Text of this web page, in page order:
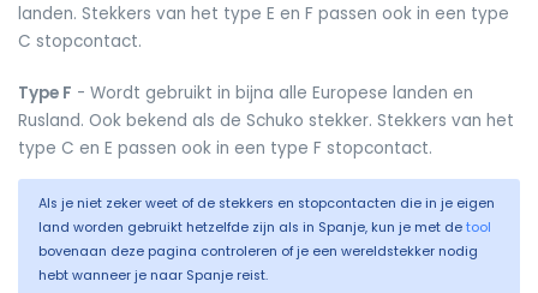
landen. Stekkers van het type E en F passen ook in een type
C stopcontact.
Type F - Wordt gebruikt in bijna alle Europese landen en
Rusland. Ook bekend als de Schuko stekker. Stekkers van het
type C en E passen ook in een type F stopcontact.
Als je niet zeker weet of de stekkers en stopcontacten die in je eigen
land worden gebruikt hetzelfde zijn als in Spanje, kun je met de tool
bovenaan deze pagina controleren of je een wereldstekker nodig
hebt wanneer je naar Spanje reist.